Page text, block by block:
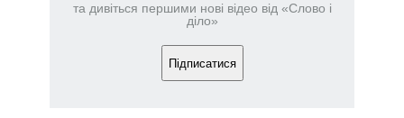
та дивіться першими нові відео від «Слово і
діло»
Підписатися